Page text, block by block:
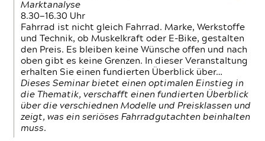
Marktanalyse
8.30—16.30 Uhr
Fahrrad ist nicht gleich Fahrrad. Marke, Werkstoffe
und Technik, ob Muskelkraft oder E-Bike, gestalten
den Preis. Es bleiben keine Wünsche offen und nach
oben gibt es keine Grenzen. In dieser Veranstaltung
erhalten Sie einen fundierten Überblick über…
Dieses Seminar bietet einen optimalen Einstieg in
die Thematik, verschafft einen fundierten Überblick
über die verschiednen Modelle und Preisklassen und
zeigt, was ein seriöses Fahrradgutachten beinhalten
muss.